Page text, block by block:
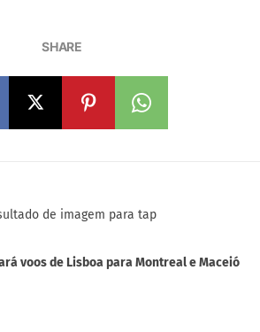
SHARE
voos de Lisboa para Montreal e Maceió